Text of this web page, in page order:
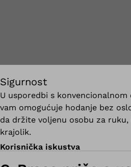
Sigurnost
U usporedbi s
vam omogućuje hodanje bez
da držite voljenu osobu za
krajolik.
Korisnička iskustva